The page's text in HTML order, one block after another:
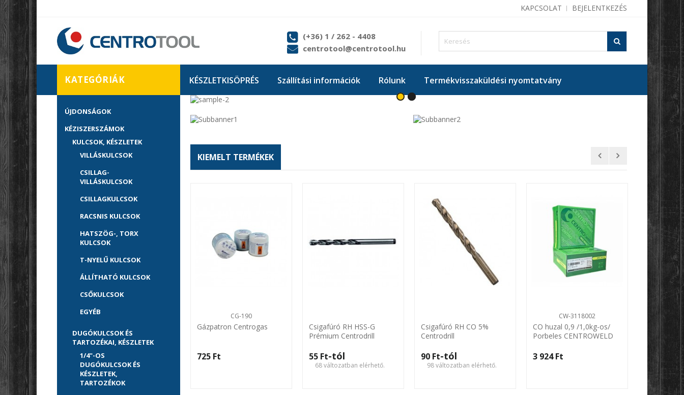
BEJELENTKEZÉS
KAPCSOLAT
(+36) 1 / 262 - 4408
centrotool@centrotool.hu
KÉSZLETKISÖPRÉS Szállítási információk Rólunk Termékvisszaküldési nyomtatvány
KATEGÓRIÁK
ÚJDONSÁGOK
KÉZISZERSZÁMOK
KULCSOK, KÉSZLETEK
VILLÁSKULCSOK
CSILLAG-
VILLÁSKULCSOK
CSILLAGKULCSOK
RACSNIS KULCSOK
HATSZÖG-, TORX
KULCSOK
T-NYELŰ KULCSOK
ÁLLÍTHATÓ KULCSOK
CSŐKULCSOK
EGYÉB
DUGÓKULCSOK ÉS
TARTOZÉKAI, KÉSZLETEK
1/4"-OS
DUGÓKULCSOK ÉS
KÉSZLETEK,
TARTOZÉKOK
KIEMELT TERMÉKEK
CG-190
Gázpatron Centrogas
725 Ft‎
Csigafúró RH HSS-G
Prémium Centrodrill
55 Ft‎-tól
68 változatban elérhető.
Csigafúró RH CO 5%
Centrodrill
90 Ft‎-tól
98 változatban elérhető.
CW-3118002
CO huzal 0,9 /1,0kg-os/
Porbeles CENTROWELD
3 924 Ft‎ 1 065 Ft‎-
3